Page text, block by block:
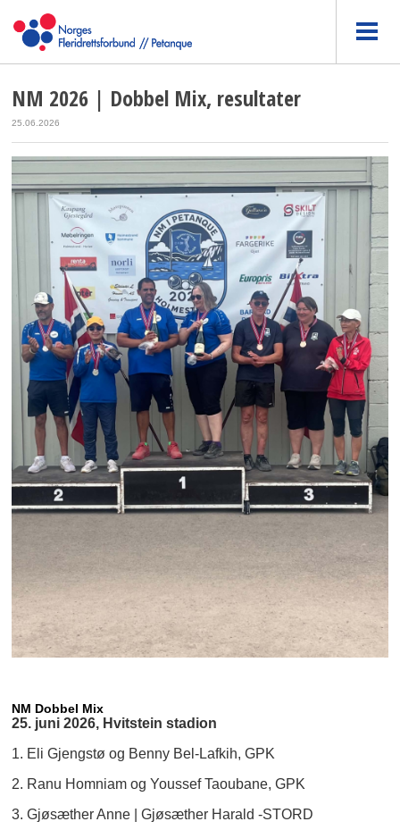
NM 2026 | Dobbel Mix, resultater
25.06.2026
NM Dobbel Mix
25. juni 2026, Hvitstein stadion
1. Eli Gjengstø og Benny Bel-Lafkih, GPK
2. Ranu Homniam og Youssef Taoubane, GPK
3. Gjøsæther Anne | Gjøsæther Harald -STORD